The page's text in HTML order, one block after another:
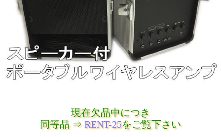
現在欠品中につき
同等品 ⇒RENT-25をご覧下さい